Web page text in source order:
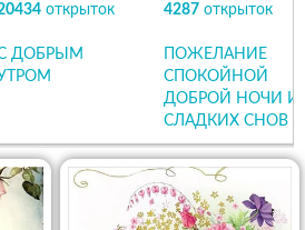
открыток
ДОБРЫМ
4287 открыток
ПОЖЕЛАНИЕ
СПОКОЙНОЙ
ДОБРОЙ НОЧИ И
СЛАДКИХ СНОВ